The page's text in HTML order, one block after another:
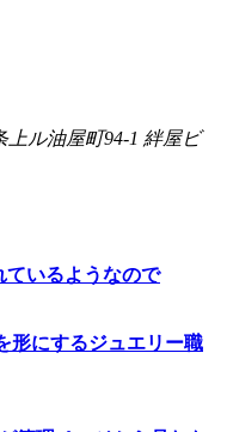
ル油屋町94-1 絆屋ビ
いるようなので
形にするジュエリー職